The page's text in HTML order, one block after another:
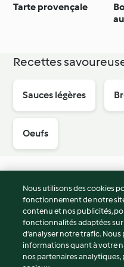
Tarte provençale
Recettes
Sauces légères
Oeufs
© Copyright 2026
Conditions d'utilisation
Politique de confidentialité
Non-responsabilité
Nous utilisons des cookies
fonctionnement de notre
contenu et nos publicités,
fonctionnalités adaptées sur
d’analyser notre trafic.
informations quant à votre
nos partenaires analytiques,